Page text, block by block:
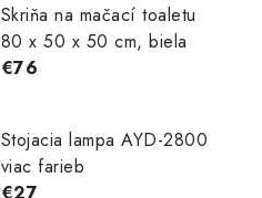
Skriňa na mačací toaletu
80 x 50 x 50 cm, biela
€76
Stojacia lampa AYD-2800
viac farieb